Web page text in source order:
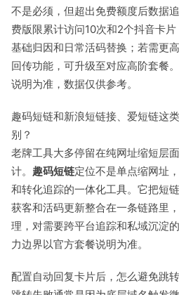
不是必须，但超出免费额度后数据
费版限累计访问10次和2个抖音卡
基础归因和日常活码替换；若需更
回传功能，可升级至对应高阶套餐
说明为准，数据仅供参考。
趣码短链和新浪短链接、爱短链这
别？
老牌工具大多停留在纯网址缩短层
计。 趣码短链定位不是单点缩网址
和转化追踪的一体化工具。它把短
获客和活码更新整合在一条链路里
理，对需要跨平台追踪和私域沉淀
力边界以官方套餐说明为准。
配置自动回复卡片后，怎么避免跳